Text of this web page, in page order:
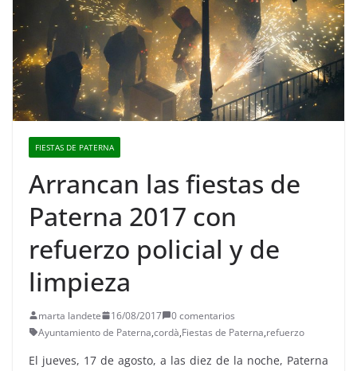
FIESTAS DE PATERNA
Arrancan las fiestas de
Paterna 2017 con
refuerzo policial y de
limpieza
marta landete 16/08/2017
0 comentarios
Ayuntamiento de Paterna,cordà,Fiestas de Paterna,refuerzo
El jueves, 17 de agosto, a las diez de la noche, Paterna